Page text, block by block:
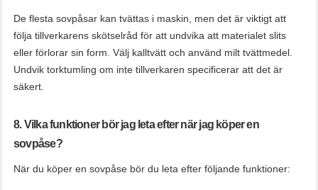
De flesta sovpåsar kan tvättas i maskin, men det är viktigt att
följa tillverkarens skötselråd för att undvika att materialet slits
eller förlorar sin form. Välj kalltvätt och använd milt tvättmedel.
Undvik torktumling om inte tillverkaren specificerar att det är
säkert.
8. Vilka funktioner bör jag leta efter när jag köper en
sovpåse?
När du köper en sovpåse bör du leta efter följande funktioner: